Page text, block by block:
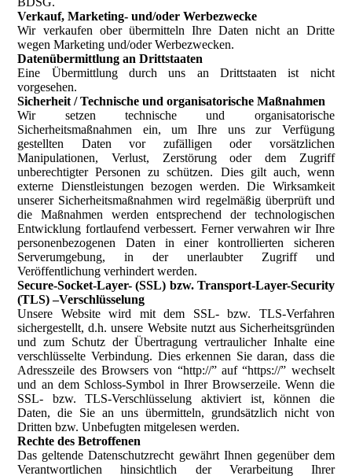
Verkauf, Marketing- und/oder Werbezwecke
Wir verkaufen ober übermitteln Ihre Daten nicht an Dritte
wegen Marketing und/oder Werbezwecken.
Datenübermittlung an Drittstaaten
Eine Übermittlung durch uns an Drittstaaten ist nicht
vorgesehen.
Sicherheit / Technische und organisatorische Maßnahmen
Wir setzen technische und organisatorische
Sicherheitsmaßnahmen ein, um Ihre uns zur Verfügung
gestellten Daten vor zufälligen oder vorsätzlichen
Manipulationen, Verlust, Zerstörung oder dem Zugriff
unberechtigter Personen zu schützen. Dies gilt auch, wenn
externe Dienstleistungen bezogen werden. Die Wirksamkeit
unserer Sicherheitsmaßnahmen wird regelmäßig überprüft und
die Maßnahmen werden entsprechend der technologischen
Entwicklung fortlaufend verbessert. Ferner verwahren wir Ihre
personenbezogenen Daten in einer kontrollierten sicheren
Serverumgebung, in der unerlaubter Zugriff und
Veröffentlichung verhindert werden.
Secure-Socket-Layer- (SSL) bzw. Transport-Layer-Security
(TLS) –Verschlüsselung
Unsere Website wird mit dem SSL- bzw. TLS-Verfahren
sichergestellt, d.h. unsere Website nutzt aus Sicherheitsgründen
und zum Schutz der Übertragung vertraulicher Inhalte eine
verschlüsselte Verbindung. Dies erkennen Sie daran, dass die
Adresszeile des Browsers von “http://” auf “https://” wechselt
und an dem Schloss-Symbol in Ihrer Browserzeile. Wenn die
SSL- bzw. TLS-Verschlüsselung aktiviert ist, können die
Daten, die Sie an uns übermitteln, grundsätzlich nicht von
Dritten bzw. Unbefugten mitgelesen werden.
Rechte des Betroffenen
Das geltende Datenschutzrecht gewährt Ihnen gegenüber dem
Verantwortlichen hinsichtlich der Verarbeitung Ihrer